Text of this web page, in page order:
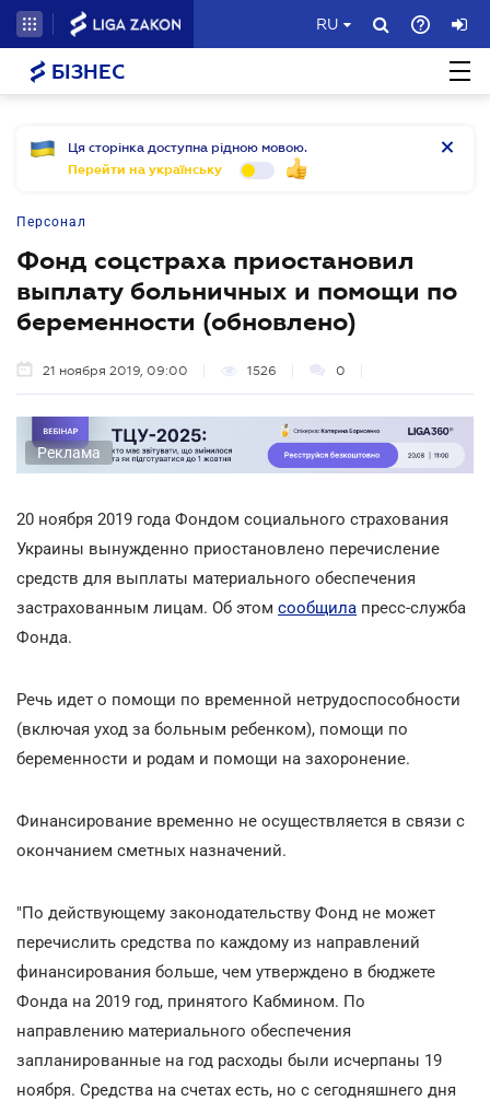
RU
БІЗНЕС
Ця сторінка доступна рідною мовою.
Перейти на українську
Персонал
Фонд соцстраха приостановил
выплату больничных и помощи по
беременности (обновлено)
21 ноября 2019, 09:00 1526 0
Реклама
20 ноября 2019 года Фондом социального страхования
Украины вынужденно приостановлено перечисление
средств для выплаты материального обеспечения
застрахованным лицам. Об этом сообщила пресс-служба
Фонда.
Речь идет о помощи по временной нетрудоспособности
(включая уход за больным ребенком), помощи по
беременности и родам и помощи на захоронение.
Финансирование временно не осуществляется в связи с
окончанием сметных назначений.
"По действующему законодательству Фонд не может
перечислить средства по каждому из направлений
финансирования больше, чем утверждено в бюджете
Фонда на 2019 год, принятого Кабмином. По
направлению материального обеспечения
запланированные на год расходы были исчерпаны 19
ноября. Средства на счетах есть, но с сегодняшнего дня